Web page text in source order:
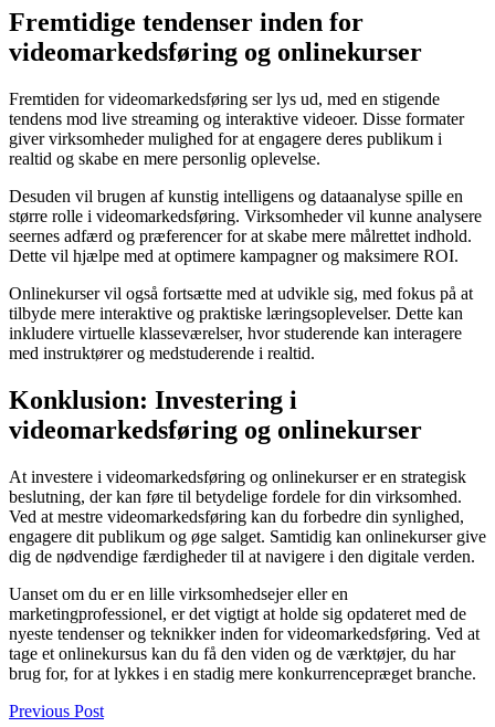
Fremtidige tendenser inden for
videomarkedsføring og onlinekurser
Fremtiden for videomarkedsføring ser lys ud, med en stigende
tendens mod live streaming og interaktive videoer. Disse formater
giver virksomheder mulighed for at engagere deres publikum i
realtid og skabe en mere personlig oplevelse.
Desuden vil brugen af kunstig intelligens og dataanalyse spille en
større rolle i videomarkedsføring. Virksomheder vil kunne analysere
seernes adfærd og præferencer for at skabe mere målrettet indhold.
Dette vil hjælpe med at optimere kampagner og maksimere ROI.
Onlinekurser vil også fortsætte med at udvikle sig, med fokus på at
tilbyde mere interaktive og praktiske læringsoplevelser. Dette kan
inkludere virtuelle klasseværelser, hvor studerende kan interagere
med instruktører og medstuderende i realtid.
Konklusion: Investering i
videomarkedsføring og onlinekurser
At investere i videomarkedsføring og onlinekurser er en strategisk
beslutning, der kan føre til betydelige fordele for din virksomhed.
Ved at mestre videomarkedsføring kan du forbedre din synlighed,
engagere dit publikum og øge salget. Samtidig kan onlinekurser give
dig de nødvendige færdigheder til at navigere i den digitale verden.
Uanset om du er en lille virksomhedsejer eller en
marketingprofessionel, er det vigtigt at holde sig opdateret med de
nyeste tendenser og teknikker inden for videomarkedsføring. Ved at
tage et onlinekursus kan du få den viden og de værktøjer, du har
brug for, for at lykkes i en stadig mere konkurrencepræget branche.
Previous Post